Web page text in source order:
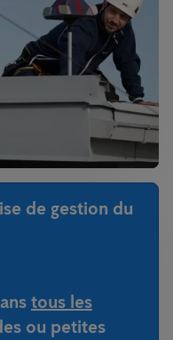
de gestion du
tous les
ou petites